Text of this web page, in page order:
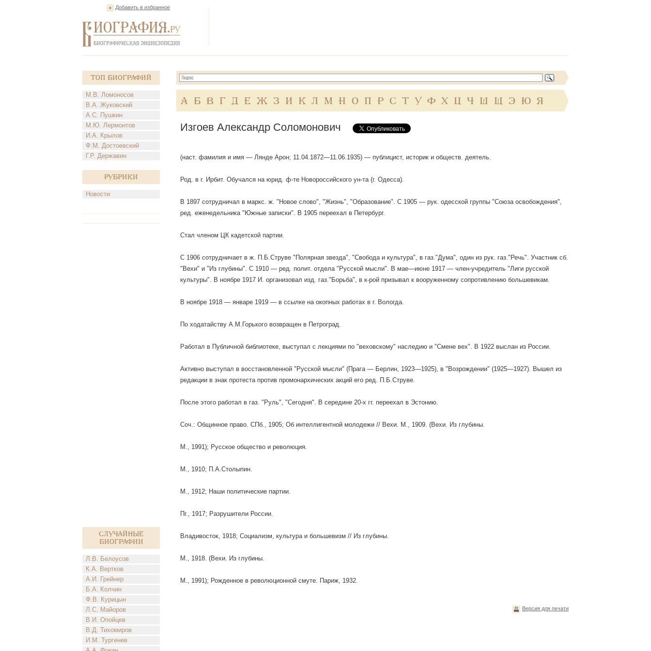
Добавить в избранное
Топ Биографий
М.В. Ломоносов
В.А. Жуковский
А.С. Пушкин
М.Ю. Лермонтов
И.А. Крылов
Ф.М. Достоевский
Г.Р. Державин
Рубрики
Новости
Случайные
биографии
Л.В. Белоусов
К.А. Вертков
А.И. Грейнер
Б.А. Колчин
Ф.В. Курицын
Л.С. Майоров
В.И. Опойцев
В.Д. Тихомиров
И.М. Тургенев
А Б В Г Д Е Ж З И К Л М Н О П Р С Т У Ф Х Ц Ч Ш Щ Э Ю Я
Изгоев Александр Соломонович
(наст. фамилия и имя — Лянде Арон; 11.04.1872—11.06.1935) — публицист, историк и обществ. деятель.
Род. в г. Ирбит. Обучался на юрид. ф-те Новороссийского ун-та (г. Одесса).
В 1897 сотрудничал в маркс. ж. "Новое слово", "Жизнь", "Образование". С 1905 — рук. одесской группы "Союза освобождения",
ред. еженедельника "Южные записки". В 1905 переехал в Петербург.
Стал членом ЦК кадетской партии.
С 1906 сотрудничает в ж. П.Б.Струве "Полярная звезда", "Свобода и культура", в газ."Дума", один из рук. газ."Речь". Участник сб.
"Вехи" и "Из глубины". С 1910 — ред. полит. отдела "Русской мысли". В мае—июне 1917 — член-учредитель "Лиги русской
культуры". В ноябре 1917 И. организовал изд. газ."Борьба", в к-рой призывал к вооруженному сопротивлению большевикам.
В ноябре 1918 — январе 1919 — в ссылке на окопных работах в г. Вологда.
По ходатайству А.М.Горького возвращен в Петроград.
Работал в Публичной библиотеке, выступал с лекциями по "веховскому" наследию и "Смене вех". В 1922 выслан из России.
Активно выступал в восстановленной "Русской мысли" (Прага — Берлин, 1923—1925), в "Возрождении" (1925—1927). Вышел из
редакции в знак протеста против промонархических акций его ред. П.Б.Струве.
После этого работал в газ. "Руль", "Сегодня". В середине 20-х гг. переехал в Эстонию.
Соч.: Общинное право. СПб., 1905; Об интеллигентной молодежи // Вехи. М., 1909. (Вехи. Из глубины.
М., 1991); Русское общество и революция.
М., 1910; П.А.Столыпин.
М., 1912; Наши политические партии.
Пг., 1917; Разрушители России.
Владивосток, 1918; Социализм, культура и большевизм // Из глубины.
М., 1918. (Вехи. Из глубины.
М., 1991); Рожденное в революционной смуте. Париж, 1932.
Версия для печати